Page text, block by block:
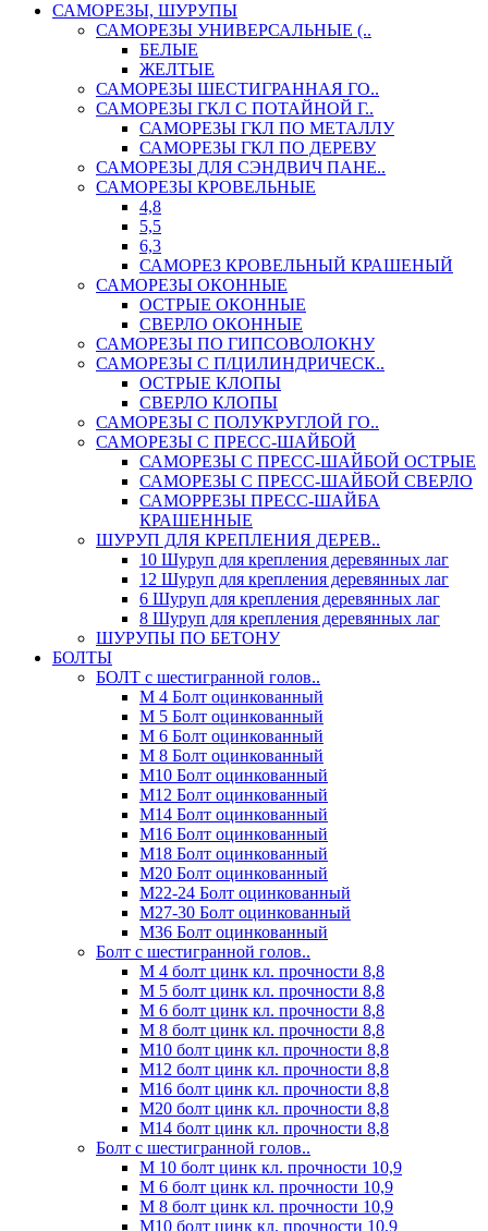
САМОРЕЗЫ, ШУРУПЫ
САМОРЕЗЫ УНИВЕРСАЛЬНЫЕ (..
БЕЛЫЕ
ЖЕЛТЫЕ
САМОРЕЗЫ ШЕСТИГРАННАЯ ГО..
САМОРЕЗЫ ГКЛ С ПОТАЙНОЙ Г..
САМОРЕЗЫ ГКЛ ПО МЕТАЛЛУ
САМОРЕЗЫ ГКЛ ПО ДЕРЕВУ
САМОРЕЗЫ ДЛЯ СЭНДВИЧ ПАНЕ..
САМОРЕЗЫ КРОВЕЛЬНЫЕ
4,8
5,5
6,3
САМОРЕЗ КРОВЕЛЬНЫЙ КРАШЕНЫЙ
САМОРЕЗЫ ОКОННЫЕ
ОСТРЫЕ ОКОННЫЕ
СВЕРЛО ОКОННЫЕ
САМОРЕЗЫ ПО ГИПСОВОЛОКНУ
САМОРЕЗЫ С П/ЦИЛИНДРИЧЕСК..
ОСТРЫЕ КЛОПЫ
СВЕРЛО КЛОПЫ
САМОРЕЗЫ С ПОЛУКРУГЛОЙ ГО..
САМОРЕЗЫ С ПРЕСС-ШАЙБОЙ
САМОРЕЗЫ С ПРЕСС-ШАЙБОЙ ОСТРЫЕ
САМОРЕЗЫ С ПРЕСС-ШАЙБОЙ СВЕРЛО
САМОРРЕЗЫ ПРЕСС-ШАЙБА
КРАШЕННЫЕ
ШУРУП ДЛЯ КРЕПЛЕНИЯ ДЕРЕВ..
10 Шуруп для крепления деревянных лаг
12 Шуруп для крепления деревянных лаг
6 Шуруп для крепления деревянных лаг
8 Шуруп для крепления деревянных лаг
ШУРУПЫ ПО БЕТОНУ
БОЛТЫ
БОЛТ с шестигранной голов..
М 4 Болт оцинкованный
М 5 Болт оцинкованный
М 6 Болт оцинкованный
М 8 Болт оцинкованный
М10 Болт оцинкованный
М12 Болт оцинкованный
М14 Болт оцинкованный
М16 Болт оцинкованный
М18 Болт оцинкованный
М20 Болт оцинкованный
М22-24 Болт оцинкованный
М27-30 Болт оцинкованный
М36 Болт оцинкованный
Болт с шестигранной голов..
М 4 болт цинк кл. прочности 8,8
М 5 болт цинк кл. прочности 8,8
М 6 болт цинк кл. прочности 8,8
М 8 болт цинк кл. прочности 8,8
М10 болт цинк кл. прочности 8,8
М12 болт цинк кл. прочности 8,8
М16 болт цинк кл. прочности 8,8
М20 болт цинк кл. прочности 8,8
М14 болт цинк кл. прочности 8,8
Болт с шестигранной голов..
М 10 болт цинк кл. прочности 10,9
М 6 болт цинк кл. прочности 10,9
М 8 болт цинк кл. прочности 10,9
М10 болт цинк кл. прочности 10,9